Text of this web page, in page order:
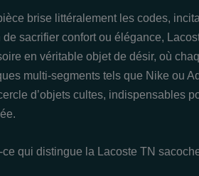
brise littéralement les codes,
de sacrifier confort ou élégance,
en véritable objet de désir, où
multi-segments tels que Nike ou
d’objets cultes, indispensables
ce qui distingue la Lacoste TN